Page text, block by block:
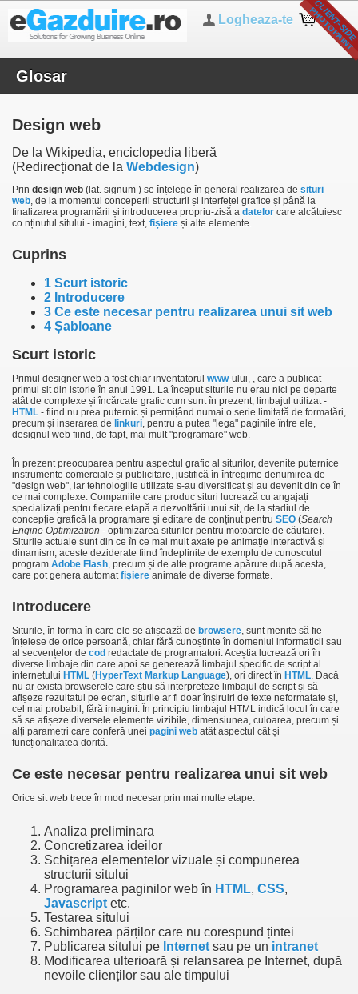
Cos
Logheaza-te
Glosar
Design web
De la Wikipedia, enciclopedia liberă
(Redirecționat de la Webdesign)
Prin design web (lat. signum ) se înțelege în general realizarea de situri
web , de la momentul conceperii structurii și interfeței grafice și până la
finalizarea programării și introducerea propriu-zisă a datelor care alcătuiesc
co nținutul sitului - imagini, text, fișiere și alte elemente.
Cuprins
1 Scurt istoric
2 Introducere
3 Ce este necesar pentru realizarea unui sit web
4 Șabloane
Scurt istoric
Primul designer web a fost chiar inventatorul www-ului,
TIM
, care a publicat
primul sit din istorie în anul 1991. La început siturile nu erau nici pe departe
atât de complexe și încărcate grafic cum sunt în prezent, limbajul utilizat -
HTML - fiind nu prea puternic și permițând numai o serie limitată de formatări,
precum și inserarea de linkuri , pentru a putea "lega" paginile între ele,
designul web fiind, de fapt, mai mult "programare" web.
În prezent preocuparea pentru aspectul grafic al siturilor, devenite puternice
instrumente comerciale și publicitare, justifică în întregime denumirea de
"design web", iar tehnologiile utilizate s-au diversificat și au devenit din ce în
ce mai complexe. Companiile care produc situri lucrează cu angajați
specializați pentru fiecare etapă a dezvoltării unui sit, de la stadiul de
concepție grafică la programare și editare de conținut pentru SEO (Search
Engine Optimization - optimizarea siturilor pentru motoarele de căutare).
Siturile actuale sunt din ce în ce mai mult axate pe animație interactivă și
dinamism, aceste deziderate fiind îndeplinite de exemplu de cunoscutul
program Adobe Flash , precum și de alte programe apărute după acesta,
care pot genera automat fișiere animate de diverse formate.
Introducere
Siturile, în forma în care ele se afișează de browsere , sunt menite să fie
înțelese de orice persoană, chiar fără cunoștinte în domeniul informaticii sau
al secvențelor de cod redactate de programatori. Aceștia lucrează ori în
diverse limbaje din care apoi se generează limbajul specific de script al
internetului HTML (HyperText Markup Language), ori direct în HTML . Dacă
nu ar exista browserele care știu să interpreteze limbajul de script și să
afișeze rezultatul pe ecran, siturile ar fi doar înșiruiri de texte neformatate și,
cel mai probabil, fără imagini. În principiu limbajul HTML indică locul în care
să se afișeze diversele elemente vizibile, dimensiunea, culoarea, precum și
alți parametri care conferă unei pagini web atât aspectul cât și
funcționalitatea dorită.
Ce este necesar pentru realizarea unui sit web
Orice sit web trece în mod necesar prin mai multe etape:
Analiza preliminara
Concretizarea ideilor
Schițarea elementelor vizuale și compunerea
structurii sitului
Programarea paginilor web în HTML, CSS,
Javascript etc.
Testarea sitului
Schimbarea părților care nu corespund țintei
Publicarea sitului pe Internet sau pe un intranet
Modificarea ulterioară și relansarea pe Internet, după
nevoile clienților sau ale timpului
GRAFICĂ
C
O
R
E
L
P
H
O
T
O
P
A
I
N
T
PRINT
MOCK-UP
SERVER-
CLIENT-SIDE